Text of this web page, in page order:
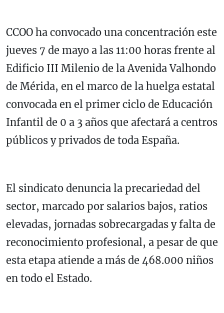
CCOO ha convocado una concentración este
jueves 7 de mayo a las 11:00 horas frente al
Edificio III Milenio de la Avenida Valhondo
de Mérida, en el marco de la huelga estatal
convocada en el primer ciclo de Educación
Infantil de 0 a 3 años que afectará a centros
públicos y privados de toda España.
El sindicato denuncia la precariedad del
sector, marcado por salarios bajos, ratios
elevadas, jornadas sobrecargadas y falta de
reconocimiento profesional, a pesar de que
esta etapa atiende a más de 468.000 niños
en todo el Estado.